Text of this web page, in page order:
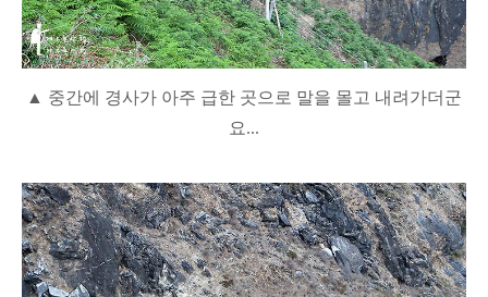
▲ 중간에 경사가 아주 급한 곳으로 말을 몰고 내려가더군
요...